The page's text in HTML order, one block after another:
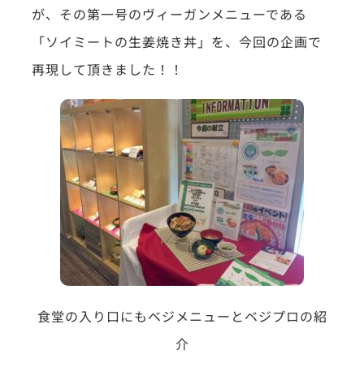
が、その第一号のヴィーガンメニューである
「ソイミートの生姜焼き丼」を、今回の企画で
再現して頂きました！！
食堂の入り口にもベジメニューとベジプロの紹
介